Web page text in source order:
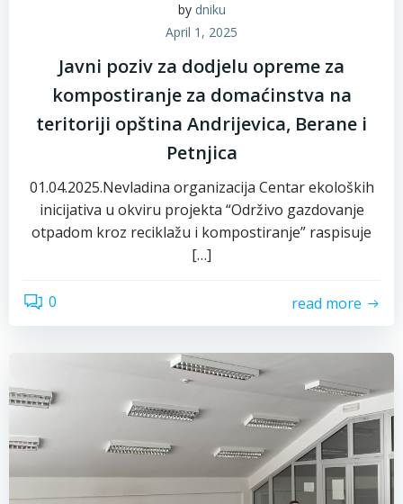
by dniku
April 1, 2025
Javni poziv za dodjelu opreme za
kompostiranje za domaćinstva na
teritoriji opština Andrijevica, Berane i
Petnjica
01.04.2025.Nevladina organizacija Centar ekoloških
inicijativa u okviru projekta “Održivo gazdovanje
otpadom kroz reciklažu i kompostiranje” raspisuje
[…]
0 read more